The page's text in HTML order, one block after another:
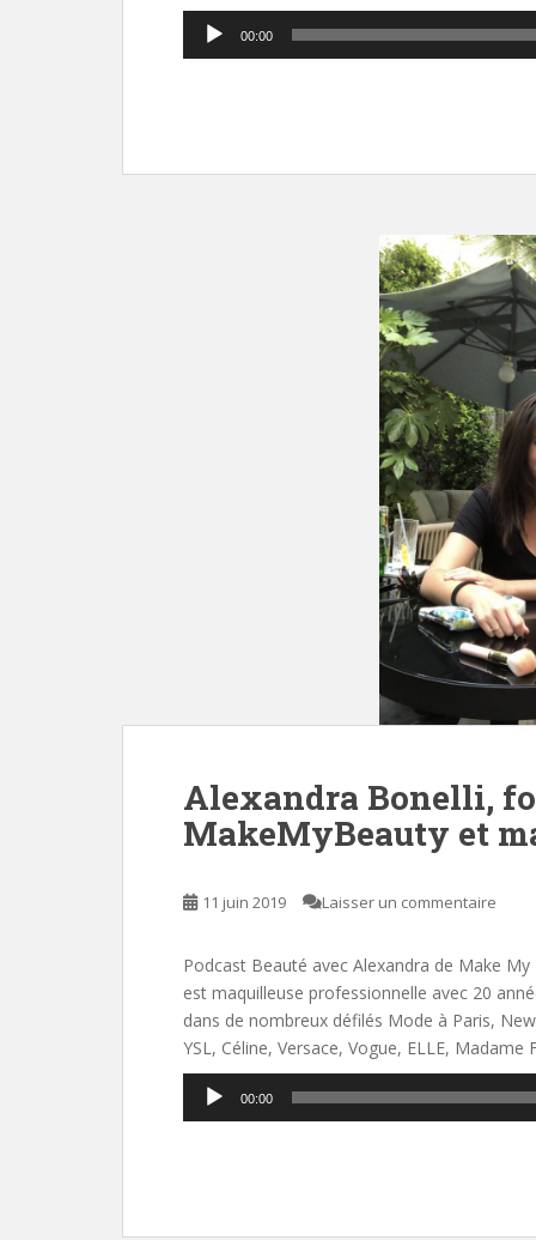
Lecteur
audio
00:00
Alexandra Bonelli,
MakeMyBeauty et
11 juin 2019 Laisser un commentaire
Podcast Beauté avec Alexandra de Make
est maquilleuse professionnelle avec 20
dans de nombreux défilés Mode à Paris,
YSL, Céline, Versace, Vogue, ELLE, Madame
Lecteur
00:00